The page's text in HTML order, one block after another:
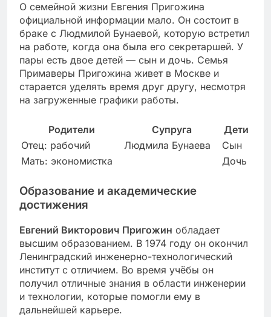
О семейной жизни Евгения Пригожина
официальной информации мало. Он состоит в
браке с Людмилой Бунаевой, которую встретил
на работе, когда она была его секретаршей. У
пары есть двое детей — сын и дочь. Семья
Примаверы Пригожина живет в Москве и
старается уделять время друг другу, несмотря
на загруженные графики работы.
Родители Супруга
Дети
Отец: рабочий
Людмила Бунаева
Сын
Мать: экономистка
Дочь
Образование и академические
достижения
Евгений Викторович Пригожин обладает
высшим образованием. В 1974 году он окончил
Ленинградский инженерно-технологический
институт с отличием. Во время учёбы он
получил отличные знания в области инженерии
и технологии, которые помогли ему в
дальнейшей карьере.